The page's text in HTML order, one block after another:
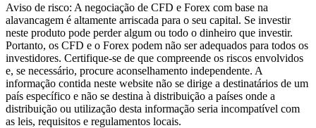
Aviso de risco: A negociação de CFD e Forex com base na
alavancagem é altamente arriscada para o seu capital. Se investir
neste produto pode perder algum ou todo o dinheiro que investir.
Portanto, os CFD e o Forex podem não ser adequados para todos os
investidores. Certifique-se de que compreende os riscos envolvidos
e, se necessário, procure aconselhamento independente. A
informação contida neste website não se dirige a destinatários de um
país específico e não se destina à distribuição a países onde a
distribuição ou utilização desta informação seria incompatível com
as leis, requisitos e regulamentos locais.